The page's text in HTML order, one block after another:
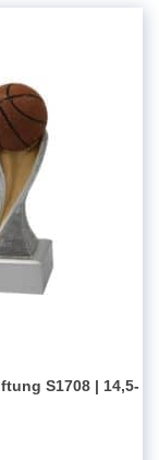
S1708 | 14,5-